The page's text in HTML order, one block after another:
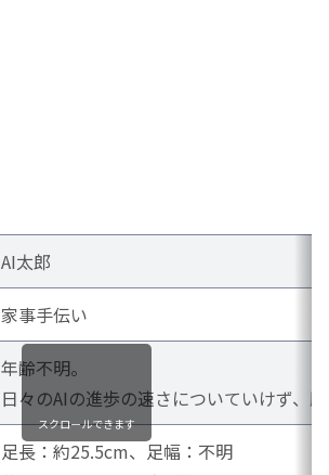
AI太郎
家事手伝い
年齢不明。
日々のAIの進歩の速さについていけず、
足長：約25.5cm、足幅：不明
スクロールできます